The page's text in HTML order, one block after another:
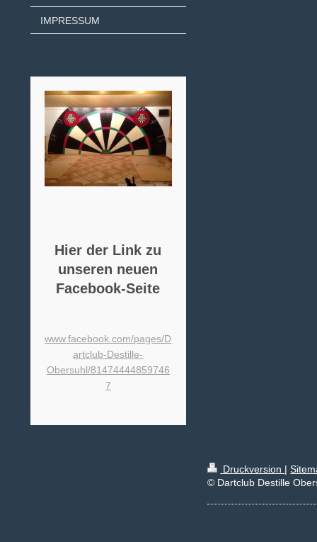
IMPRESSUM
Hier der Link zu
unseren neuen
Facebook-Seite
www.facebook.com/pages/D
artclub-Destille-
Obersuhl/81474444859746
7
Druckversion |
© Dartclub Destille